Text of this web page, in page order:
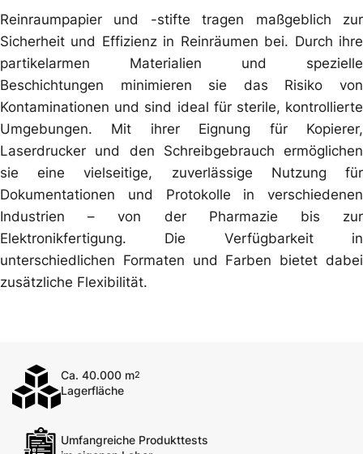
Reinraumpapier und -stifte tragen maßgeblich zur
Sicherheit und Effizienz in Reinräumen bei. Durch ihre
partikelarmen Materialien und spezielle
Beschichtungen minimieren sie das Risiko von
Kontaminationen und sind ideal für sterile, kontrollierte
Umgebungen. Mit ihrer Eignung für Kopierer,
Laserdrucker und den Schreibgebrauch ermöglichen
sie eine vielseitige, zuverlässige Nutzung für
Dokumentationen und Protokolle in verschiedenen
Industrien – von der Pharmazie bis zur
Elektronikfertigung. Die Verfügbarkeit in
unterschiedlichen Formaten und Farben bietet dabei
zusätzliche Flexibilität.
Ca. 40.000 m2
Lagerfläche
Umfangreiche Produkttests